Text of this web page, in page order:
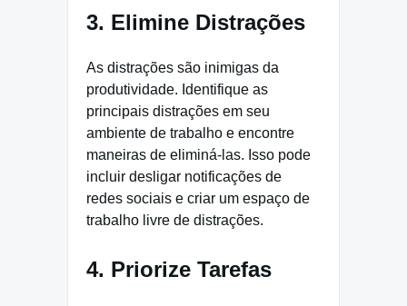
3. Elimine Distrações
As distrações são inimigas da
produtividade. Identifique as
principais distrações em seu
ambiente de trabalho e encontre
maneiras de eliminá-las. Isso pode
incluir desligar notificações de
redes sociais e criar um espaço de
trabalho livre de distrações.
4. Priorize Tarefas